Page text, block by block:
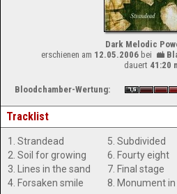
Dark Melodic
erschienen am 12.05.2006bei
dauert 41:20
Bloodchamber-Wertung:
Tracklist
1. Strandead
2. Soil for growing
3. Lines in the sand
4. Forsaken smile
5. Subdivided
6. Fourty eight
7. Final stage
8. Monument in